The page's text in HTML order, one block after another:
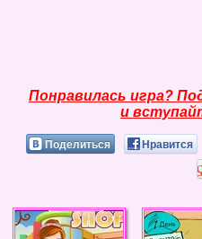
Понравилась игра?
и
Поделиться Нравится